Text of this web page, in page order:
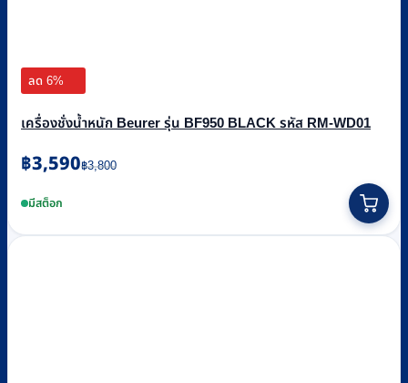
ลด 6%
เครื่องชั่งน้ำหนัก Beurer รุ่น BF950 BLACK รหัส RM-WD01
฿3,800
Original
price
was:
฿3,590
Current
price
is:มีสต็อก